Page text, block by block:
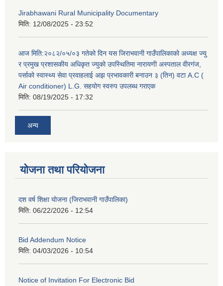
Jirabhawani Rural Municipality Documentary
मिति: 12/08/2025 - 23:52
आज मिति:२०८२/०५/०३ गतेको दिन यस जिराभवानी गाउँपालिकाको अध्यक्ष ज्यु
र प्रमुख प्रशासकीय अधिकृत ज्युको उपस्थितिमा नारायणी अस्पताल वीरगंज,
पर्साको स्वास्थ्य सेवा प्रवाहलाई अझ प्रभावकारी बनाउन ३ (तिन) वटा A.C (
Air conditioner) L.G. सहयाेग स्वरुप उपलब्ध गराएक
मिति: 08/19/2025 - 17:32
अन्य
योजना तथा परियोजना
दश वर्ष शिक्षा योजना (जिराभवानी गाउँपालिका)
मिति: 06/22/2026 - 12:54
Bid Addendum Notice
मिति: 04/03/2026 - 10:54
Notice of Invitation For Electronic Bid